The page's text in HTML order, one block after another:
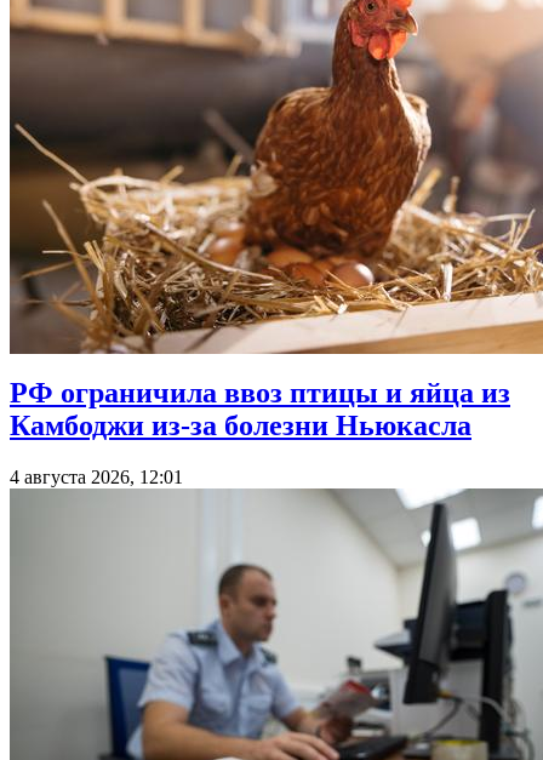
РФ ограничила ввоз птицы и яйца из
Камбоджи из-за болезни Ньюкасла
4 августа 2026, 12:01